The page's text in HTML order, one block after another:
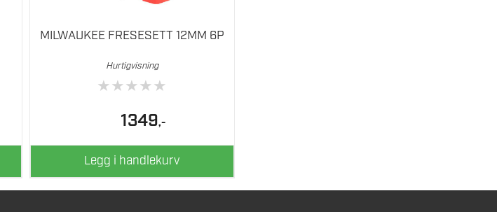
MILWAUKEE FRESESETT 12MM 6P
Hurtigvisning
★★★★★
1349,-
Legg i handlekurv